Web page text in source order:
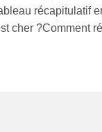
récapitulatif
cher ?Comment